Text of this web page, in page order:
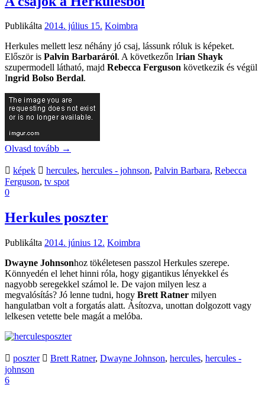
Publikálta 2014. július 15. Koimbra
Herkules mellett lesz néhány jó csaj, lássunk róluk is képeket.
Először is Palvin Barbaráról. A következőn Irian Shayk
szupermodell látható, majd Rebecca Ferguson következik és végül
Ingrid Bolso Berdal.
Olvasd tovább →
képek hercules, hercules - johnson, Palvin Barbara, Rebecca
Ferguson, tv spot
0
Herkules poszter
Publikálta 2014. június 12. Koimbra
Dwayne Johnsonhoz tökéletesen passzol Herkules szerepe.
Könnyedén el lehet hinni róla, hogy gigantikus lényekkel és
nagyobb seregekkel számol le. De vajon milyen lesz a
megvalósítás? Jó lenne tudni, hogy Brett Ratner milyen
hangulatban volt a forgatás alatt. Ásítozva, unottan dolgozott vagy
lelkesen vetette bele magát a melóba.
poszter Brett Ratner, Dwayne Johnson, hercules, hercules -
johnson
6